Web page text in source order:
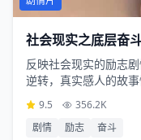
社会现实之底层奋
反映社会现实的励志
逆转，真实感人的故
9.5 356.2K
剧情
励志 奋斗